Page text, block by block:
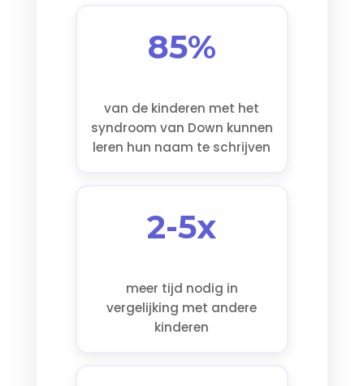
85%
van de kinderen met het
syndroom van Down kunnen
leren hun naam te schrijven
2-5x
meer tijd nodig in
vergelijking met andere
kinderen